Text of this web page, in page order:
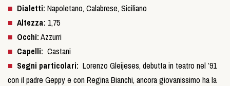
Dialetti: Napoletano, Calabrese, Siciliano
Altezza: 1,75
Occhi:Azzurri
Capelli: Castani
Segni particolari: Lorenzo Gleijeses, debutta in teatro nel ’91
con il padre Geppy e con Regina Bianchi, ancora giovanissimo ha la